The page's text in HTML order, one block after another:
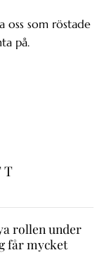
oss som röstade
på.
rollen under
får mycket